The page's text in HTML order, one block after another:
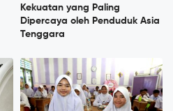
Kekuatan yang Paling
Dipercaya oleh Penduduk Asia
Tenggara